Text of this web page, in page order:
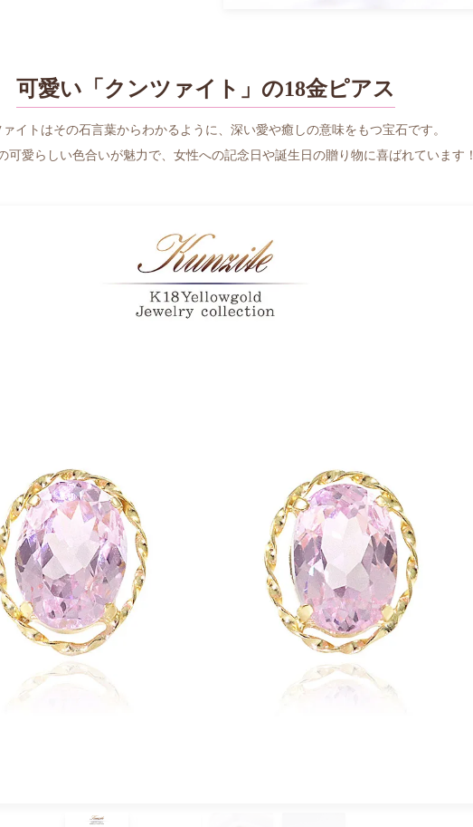
可愛い「クンツァイト」の18金ピアス
ァイトはその石言葉からわかるように、深い愛や癒しの意味をもつ宝石です。
可愛らしい色合いが魅力で、女性への記念日や誕生日の贈り物に喜ばれています！